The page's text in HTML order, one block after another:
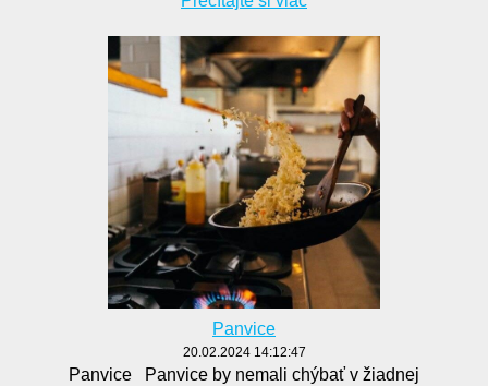
Panvice
20.02.2024 14:12:47
Panvice Panvice by nemali chýbať v žiadnej